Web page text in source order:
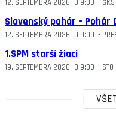
12. SEPTEMBRA 2026 O 9:00 -
Slovenský pohár – Pohár
12. SEPTEMBRA 2026 O 9:00 -
1.SPM starší žiaci
19. SEPTEMBRA 2026 O 9:00 -